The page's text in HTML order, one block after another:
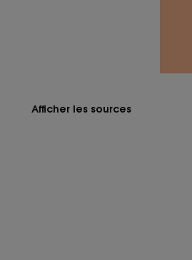
Afficher les sources